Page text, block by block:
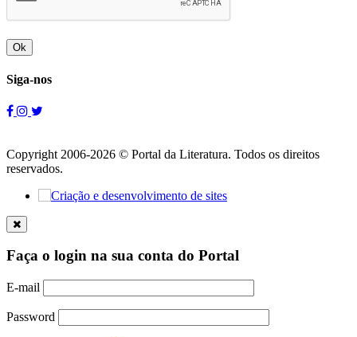
Ok
Siga-nos
Copyright 2006-2026 © Portal da Literatura. Todos os direitos
reservados.
Faça o login na sua conta do Portal
E-mail
Password